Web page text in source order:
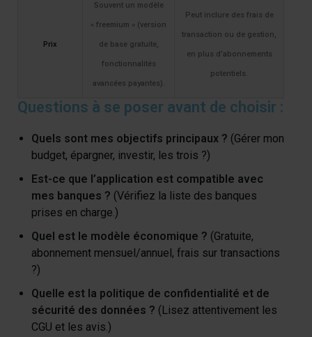
Prix
Souvent un modèle
« freemium » (version
de base gratuite,
fonctionnalités
avancées payantes).
Peut inclure des frais de
transaction ou de gestion,
en plus d’abonnements
potentiels.
Questions à se poser avant de choisir :
Quels sont mes objectifs principaux ? (Gérer mon
budget, épargner, investir, les trois ?)
Est-ce que l’application est compatible avec
mes banques ? (Vérifiez la liste des banques
prises en charge.)
Quel est le modèle économique ? (Gratuite,
abonnement mensuel/annuel, frais sur transactions
?)
Quelle est la politique de confidentialité et de
sécurité des données ? (Lisez attentivement les
CGU et les avis.)